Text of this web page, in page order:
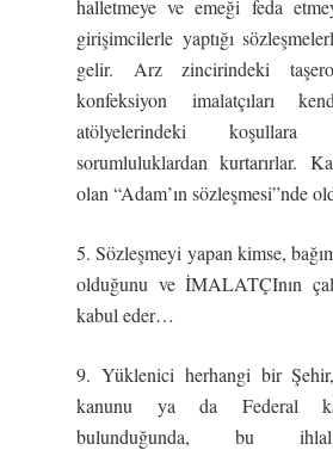
halletmeye ve emeği feda
girişimcilerle yaptığı
gelir. Arz zincirindeki
konfeksiyon imalatçıları
atölyelerindeki
sorumluluklardan kurtarırlar.
olan “Adam’ın sözleşmesi”nde
5. Sözleşmeyi yapan kimse,
olduğunu ve İMALATÇInın
kabul eder…
9. Yüklenici herhangi bir
kanunu ya da Federal
bulunduğunda, bu